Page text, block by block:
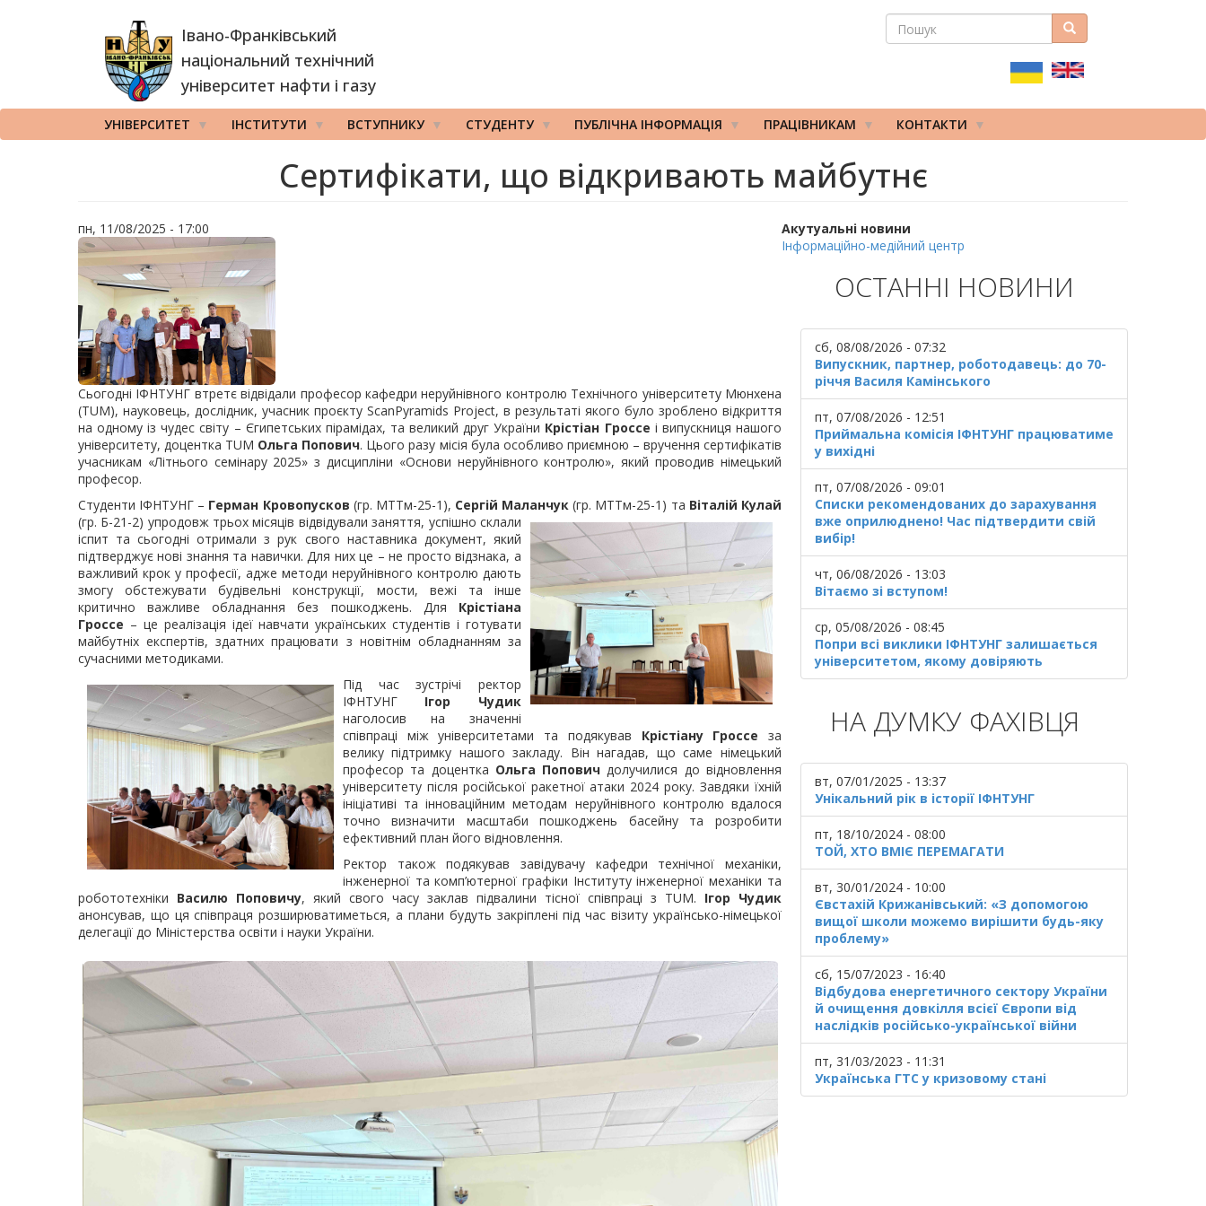
Івано-Франківський
національний технічний
університет нафти і газу
ПОШУКОВА
ПОШУК Пошук
УНІВЕРСИТЕТ ІНСТИТУТИ ВСТУПНИКУ СТУДЕНТУ ПУБЛІЧНА ІНФОРМАЦІЯ ПРАЦІВНИКАМ КОНТАКТИ
Сертифікати, що відкривають майбутнє
пн, 11/08/2025 - 17:00
Сьогодні ІФНТУНГ втретє відвідали професор кафедри неруйнівного контролю Технічного університету Мюнхена
(TUM), науковець, дослідник, учасник проєкту ScanPyramids Project, в результаті якого було зроблено відкриття
на одному із чудес світу – Єгипетських пірамідах, та великий друг України Крістіан Гроссе і випускниця нашого
університету, доцентка TUM Ольга Попович. Цього разу місія була особливо приємною – вручення сертифікатів
учасникам «Літнього семінару 2025» з дисципліни «Основи неруйнівного контролю», який проводив німецький
професор.
Студенти ІФНТУНГ – Герман Кровопусков (гр. МТТм-25-1), Сергій Маланчук (гр. МТТм-25-1) та Віталій Кулай
(гр. Б-21-2) упродовж трьох місяців відвідували заняття, успішно склали
іспит та сьогодні отримали з рук свого наставника документ, який
підтверджує нові знання та навички. Для них це – не просто відзнака, а
важливий крок у професії, адже методи неруйнівного контролю дають
змогу обстежувати будівельні конструкції, мости, вежі та інше
критично важливе обладнання без пошкоджень. Для Крістіана
Гроссе – це реалізація ідеї навчати українських студентів і готувати
майбутніх експертів, здатних працювати з новітнім обладнанням за
сучасними методиками.
Під час зустрічі ректор
ІФНТУНГ Ігор Чудик
наголосив на значенні
співпраці між університетами та подякував Крістіану Гроссе за
велику підтримку нашого закладу. Він нагадав, що саме німецький
професор та доцентка Ольга Попович долучилися до відновлення
університету після російської ракетної атаки 2024 року. Завдяки їхній
ініціативі та інноваційним методам неруйнівного контролю вдалося
точно визначити масштаби пошкоджень басейну та розробити
ефективний план його відновлення.
Ректор також подякував завідувачу кафедри технічної механіки,
інженерної та комп’ютерної графіки Інституту інженерної механіки та
робототехніки Василю Поповичу, який свого часу заклав підвалини тісної співпраці з TUM. Ігор Чудик
анонсував, що ця співпраця розширюватиметься, а плани будуть закріплені під час візиту українсько-німецької
делегації до Міністерства освіти і науки України.
Акутуальні новини
Інформаційно-медійний центр
ОСТАННІ НОВИНИ
сб, 08/08/2026 - 07:32
Випускник, партнер, роботодавець: до 70-
річчя Василя Камінського
пт, 07/08/2026 - 12:51
Приймальна комісія ІФНТУНГ працюватиме
у вихідні
пт, 07/08/2026 - 09:01
Списки рекомендованих до зарахування
вже оприлюднено! Час підтвердити свій
вибір!
чт, 06/08/2026 - 13:03
Вітаємо зі вступом!
ср, 05/08/2026 - 08:45
Попри всі виклики ІФНТУНГ залишається
університетом, якому довіряють
НА ДУМКУ ФАХІВЦЯ
вт, 07/01/2025 - 13:37
Унікальний рік в історії ІФНТУНГ
пт, 18/10/2024 - 08:00
ТОЙ, ХТО ВМІЄ ПЕРЕМАГАТИ
вт, 30/01/2024 - 10:00
Євстахій Крижанівський: «З допомогою
вищої школи можемо вирішити будь-яку
проблему»
сб, 15/07/2023 - 16:40
Відбудова енергетичного сектору України
й очищення довкілля всієї Європи від
наслідків російсько-української війни
пт, 31/03/2023 - 11:31
Українська ГТС у кризовому стані